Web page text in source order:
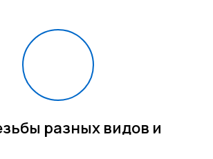
разных видов и